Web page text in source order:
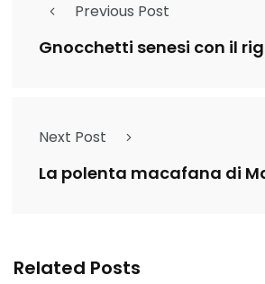
Previous Post
Gnocchetti senesi con il
Next Post
La polenta macafana di
Related Posts